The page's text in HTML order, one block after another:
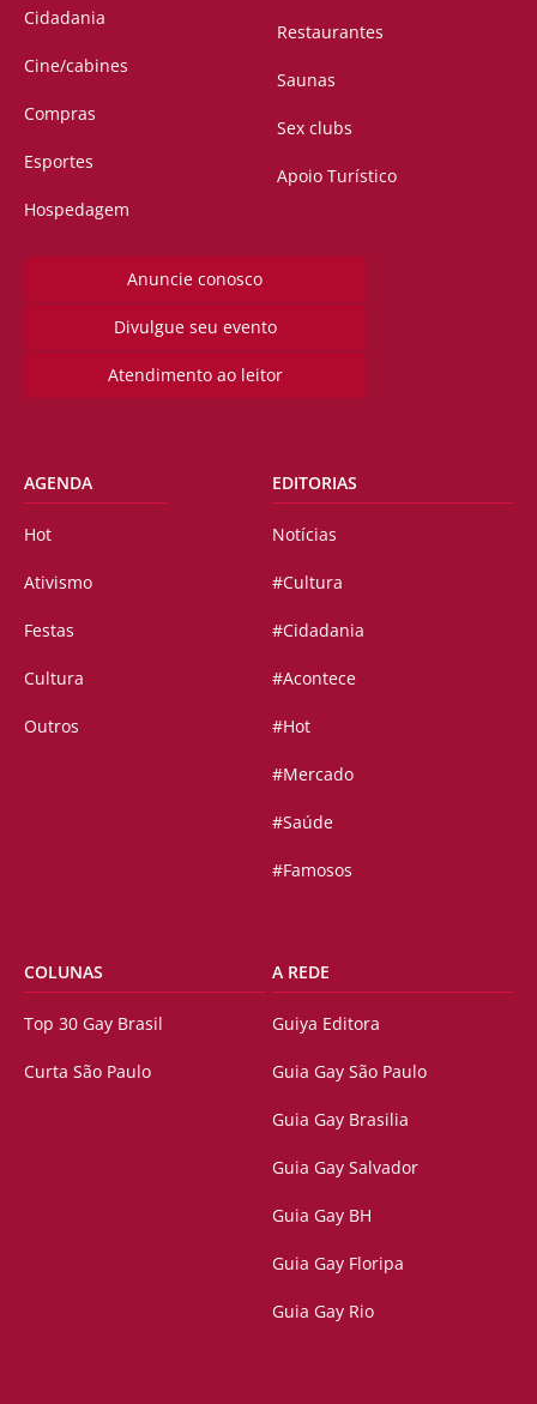
Cidadania
Cine/cabines
Compras
Esportes
Hospedagem
Restaurantes
Saunas
Sex clubs
Apoio Turístico
Anuncie conosco
Divulgue seu evento
Atendimento ao leitor
AGENDA
Hot
Ativismo
Festas
Cultura
Outros
EDITORIAS
Notícias
#Cultura
#Cidadania
#Acontece
#Hot
#Mercado
#Saúde
#Famosos
COLUNAS
Top 30 Gay Brasil
Curta São Paulo
A REDE
Guiya Editora
Guia Gay São Paulo
Guia Gay Brasilia
Guia Gay Salvador
Guia Gay BH
Guia Gay Floripa
Guia Gay Rio